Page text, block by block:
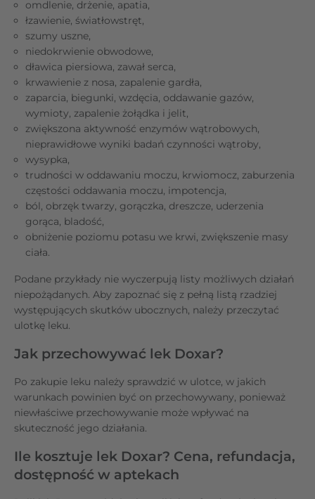
omdlenie, drżenie, apatia,
łzawienie, światłowstręt,
szumy uszne,
niedokrwienie obwodowe,
dławica piersiowa, zawał serca,
krwawienie z nosa, zapalenie gardła,
zaparcia, biegunki, wzdęcia, oddawanie gazów,
wymioty, zapalenie żołądka i jelit,
zwiększona aktywność enzymów wątrobowych,
nieprawidłowe wyniki badań czynności wątroby,
wysypka,
trudności w oddawaniu moczu, krwiomocz, zaburzenia
częstości oddawania moczu, impotencja,
ból, obrzęk twarzy, gorączka, dreszcze, uderzenia
gorąca, bladość,
obniżenie poziomu potasu we krwi, zwiększenie masy
ciała.
Podane przykłady nie wyczerpują listy możliwych działań
niepożądanych. Aby zapoznać się z pełną listą rzadziej
występujących skutków ubocznych, należy przeczytać
ulotkę leku.
Jak przechowywać lek Doxar?
Po zakupie leku należy sprawdzić w ulotce, w jakich
warunkach powinien być on przechowywany, ponieważ
niewłaściwe przechowywanie może wpływać na
skuteczność jego działania.
Ile kosztuje lek Doxar? Cena, refundacja,
dostępność w aptekach